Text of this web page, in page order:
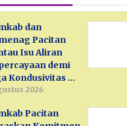
dan
Pacitan
Isu Aliran
demi
Kondusivitas …
2026
Pacitan